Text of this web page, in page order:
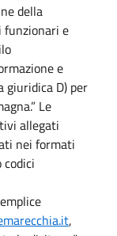
della
funzionari e
e
giuridica D) per
Le
allegati
nei formati
,